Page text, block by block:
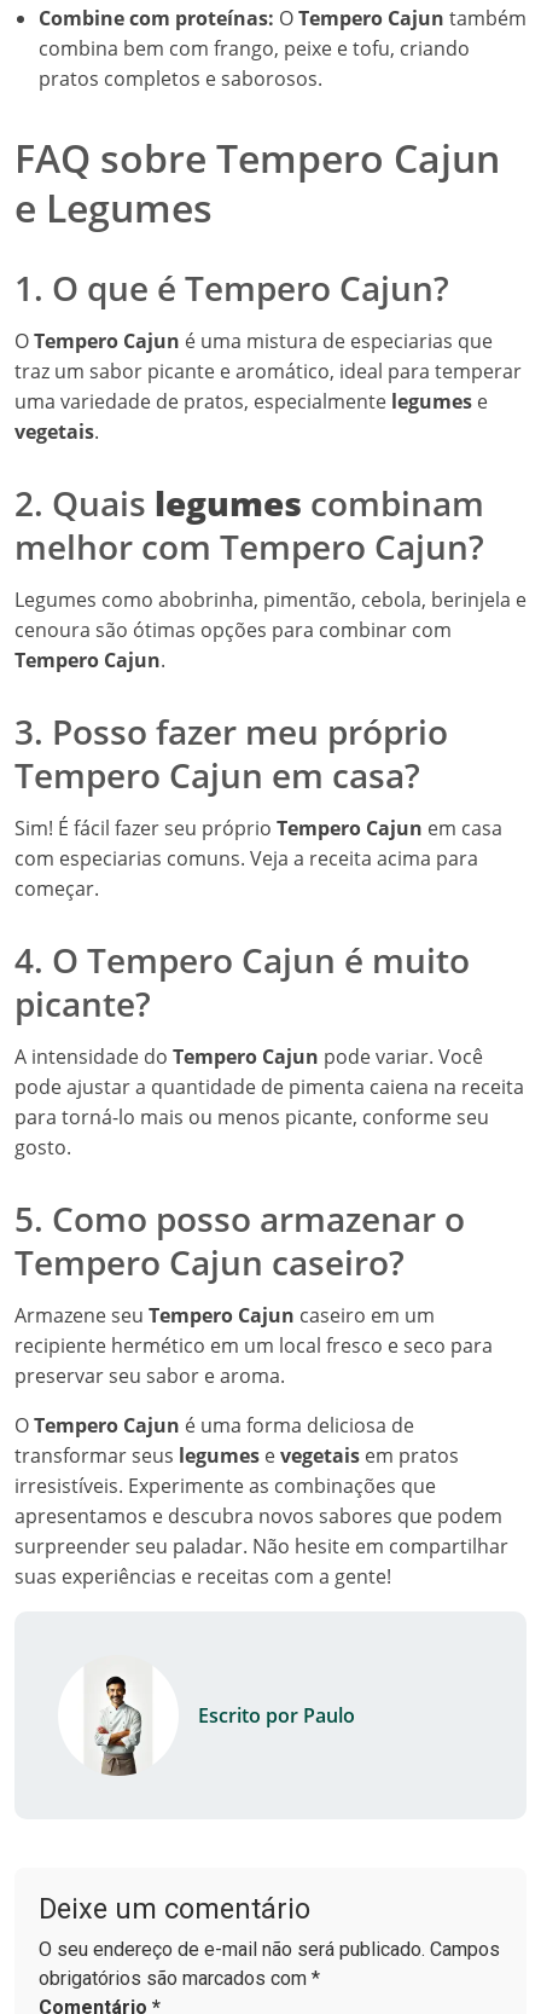
Combine com proteínas: OTempero Cajun também
combina bem com frango, peixe e tofu, criando
pratos completos e saborosos.
FAQ sobre Tempero Cajun
e Legumes
1. O que é Tempero Cajun?
OTempero Cajun é uma mistura de especiarias que
traz um sabor picante e aromático, ideal para temperar
uma variedade de pratos, especialmente legumes e
vegetais.
2. Quais legumes combinam
melhor com Tempero Cajun?
Legumes como abobrinha, pimentão, cebola, berinjela e
cenoura são ótimas opções para combinar com
Tempero Cajun.
3. Posso fazer meu próprio
Tempero Cajun em casa?
Sim! É fácil fazer seu próprio Tempero Cajun em casa
com especiarias comuns. Veja a receita acima para
começar.
4. O Tempero Cajun é muito
picante?
A intensidade do Tempero Cajun pode variar. Você
pode ajustar a quantidade de pimenta caiena na receita
para torná-lo mais ou menos picante, conforme seu
gosto.
5. Como posso armazenar o
Tempero Cajun caseiro?
Armazene seu Tempero Cajun caseiro em um
recipiente hermético em um local fresco e seco para
preservar seu sabor e aroma.
OTempero Cajun é uma forma deliciosa de
transformar seus legumes evegetais em pratos
irresistíveis. Experimente as combinações que
apresentamos e descubra novos sabores que podem
surpreender seu paladar. Não hesite em compartilhar
suas experiências e receitas com a gente!
Escrito por Paulo
Deixe um comentário
O seu endereço de e-mail não será publicado. Campos
obrigatórios são marcados com *
Comentário *